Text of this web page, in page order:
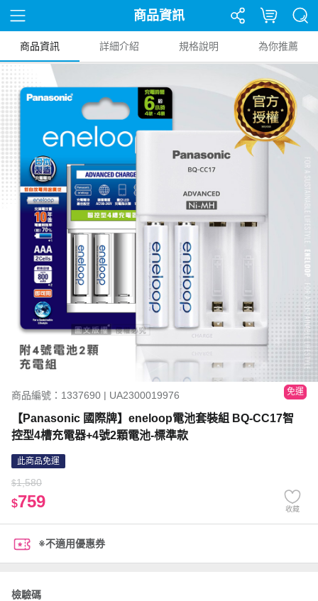
商品資訊
商品資訊 詳細介紹 規格說明 為你推薦
商品編號：1337690 | UA2300019976 免運
【Panasonic 國際牌】eneloop電池套裝組 BQ-CC17智
控型4槽充電器+4號2顆電池-標準款
此商品免運
$1,580
$759 收藏
※不適用優惠券
檢驗碼